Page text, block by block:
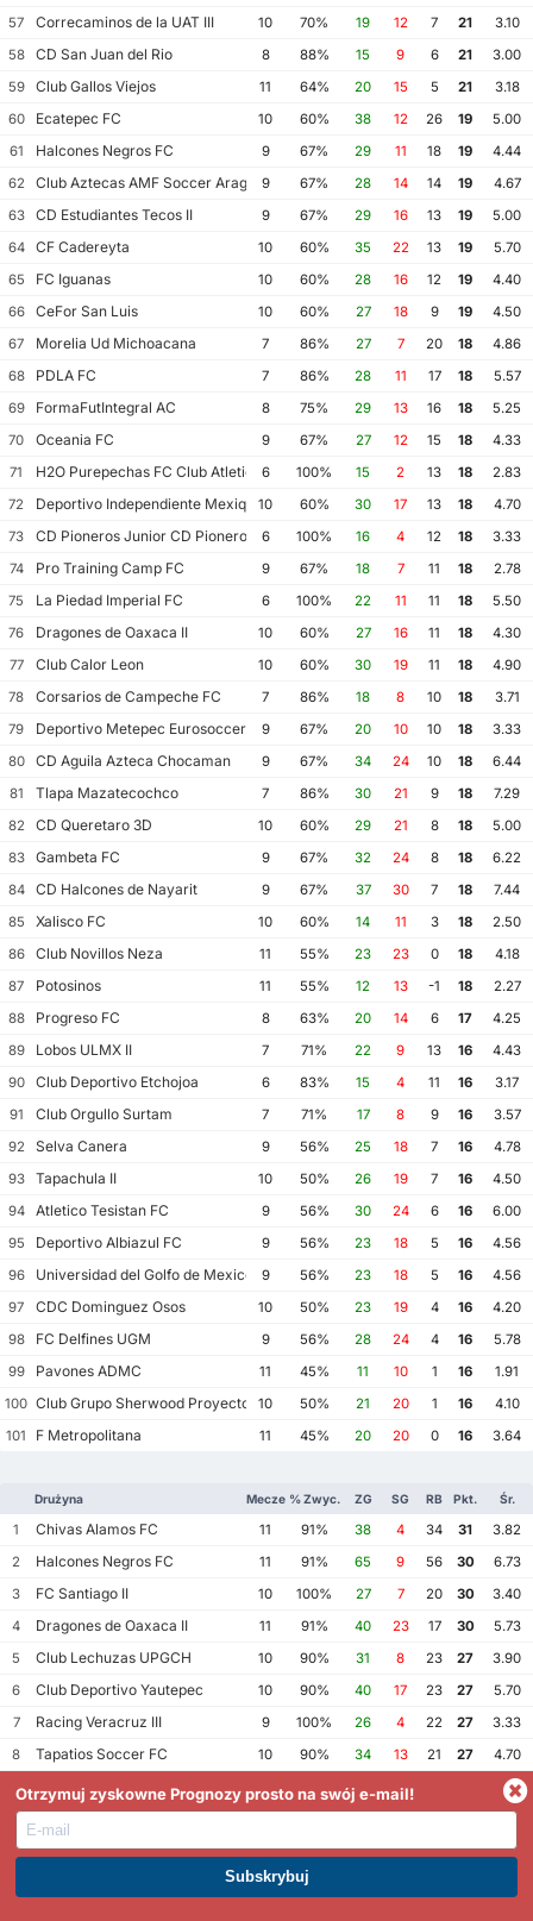
57
Correcaminos de la UAT III 10 70% 19 12 7 21
3.10
58
CD San Juan del Rio 8 88% 15 9 6 21
3.00
59
Club Gallos Viejos 11 64% 20 15 5 21
3.18
60
Ecatepec FC 10 60% 38 12 26 19
5.00
61
Halcones Negros FC 9 67% 29 11 18 19
4.44
62
Club Aztecas AMF Soccer Aragon9 67% 28 14 14 19
4.67
63
CD Estudiantes Tecos II 9 67% 29 16 13 19
5.00
64
CF Cadereyta 10 60% 35 22 13 19
5.70
65
FC Iguanas 10 60% 28 16 12 19
4.40
66
CeFor San Luis 10 60% 27 18 9 19
4.50
67
Morelia Ud Michoacana 7 86% 27 7 20 18
4.86
68
PDLA FC 7 86% 28 11 17 18
5.57
69
FormaFutIntegral AC 8 75% 29 13 16 18
5.25
70
Oceania FC 9 67% 27 12 15 18
4.33
71
H2O Purepechas FC Club Atletico Morelia II
6 100% 15 2 13 18
2.83
72
Deportivo Independiente Mexiquense
10 60% 30 17 13 18
4.70
73
CD Pioneros Junior CD Pioneros de Cancun II
6 100% 16 4 12 18
3.33
74
Pro Training Camp FC 9 67% 18 7 11 18
2.78
75
La Piedad Imperial FC 6 100% 22 11 11 18
5.50
76
Dragones de Oaxaca II 10 60% 27 16 11 18
4.30
77
Club Calor Leon 10 60% 30 19 11 18
4.90
78
Corsarios de Campeche FC 7 86% 18 8 10 18
3.71
79
Deportivo Metepec Eurosoccer FC
9 67% 20 10 10 18
3.33
80
CD Aguila Azteca Chocaman 9 67% 34 24 10 18
6.44
81
Tlapa Mazatecochco 7 86% 30 21 9 18
7.29
82
CD Queretaro 3D 10 60% 29 21 8 18
5.00
83
Gambeta FC 9 67% 32 24 8 18
6.22
84
CD Halcones de Nayarit 9 67% 37 30 7 18
7.44
85
Xalisco FC 10 60% 14 11 3 18
2.50
86
Club Novillos Neza 11 55% 23 23 0 18
4.18
87
Potosinos 11 55% 12 13 -1 18
2.27
88
Progreso FC 8 63% 20 14 6 17
4.25
89
Lobos ULMX II 7 71% 22 9 13 16
4.43
90
Club Deportivo Etchojoa 6 83% 15 4 11 16
3.17
91
Club Orgullo Surtam 7 71% 17 8 9 16
3.57
92
Selva Canera 9 56% 25 18 7 16
4.78
93
Tapachula II 10 50% 26 19 7 16
4.50
94
Atletico Tesistan FC 9 56% 30 24 6 16
6.00
95
Deportivo Albiazul FC 9 56% 23 18 5 16
4.56
96
Universidad del Golfo de Mexico FC
9 56% 23 18 5 16
4.56
97
CDC Dominguez Osos 10 50% 23 19 4 16
4.20
98
FC Delfines UGM 9 56% 28 24 4 16
5.78
99
Pavones ADMC 11 45% 11 10 1 16
1.91
100 Club Grupo Sherwood Proyecto Mexico Soccer
10 50% 21 20 1 16
4.10
101
F Metropolitana 11 45% 20 20 0 16 3.64
Drużyna Mecze % Zwyc. ZG SG RB Pkt. Śr.
1 Chivas Alamos FC 11 91% 38 4 34 31
3.82
2
Halcones Negros FC 11 91% 65 9 56 30
6.73
3
FC Santiago II 10 100% 27 7 20 30
3.40
4
Dragones de Oaxaca II 11 91% 40 23 17 30
5.73
5
Club Lechuzas UPGCH 10 90% 31 8 23 27
3.90
6
Club Deportivo Yautepec 10 90% 40 17 23 27
5.70
7
Racing Veracruz III 9 100% 26 4 22 27
3.33
8
Tapatios Soccer FC 10 90% 34 13 21 27
4.70
9
FC Delfines UGM 21
5.70
10
Club Bombarderos de Tecamac
4.20
11
SK SPORT Street Soccer FC 11 73% 49 24 25 25
6.64
11 73%
DOŁĄCZ DO PREMIUM. ZARABIAJ JUŻ DZIŚ
Otrzymuj zyskowne Prognozy prosto na swój e-mail!